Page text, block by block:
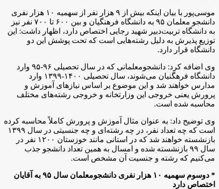
موسی‌پور با بیان اینکه بیش از ۹ هزار نفر از سهمیه ۱۰ هزار نفری
دانشجو معلمان ۹۵ به دانشگاه فرهنگیان و بین ۶۰۰ تا ۷۰۰ نفر نیز
به دانشگاه تربیت‌دبیر شهید رجایی اختصاص دارد،‌ اظهار داشت:‌ این
توزیع پذیرش به دلیل رشته‌هایی است که تحت پوشش این دو
دانشگاه قرار دارد.
وی اضافه کرد:‌ دانشجومعلمانی که در سال تحصیلی ۹۶-۹۵ وارد
دانشگاه فرهگنیان می‌شوند،‌ سال تحصیلی ۱۴۰۰-۱۳۹۹ وارد
مدارس خواهند شد و این موضوع بر اساس نیازهای آموزش و
پرورش یعنی خروجی این وزارتخانه و خروجی رشته‌های مختلف
محاسبه شده است.
وی توضیح داد: به عنوان مثال آموزش و پرورش کاملاً محاسبه کرده
است که چه تعداد نفر، در چه رشته‌ای و چه جنسیتی در سال ۱۳۹۹
بازنشسته خواهند شد که در استانی مانند خوزستان ۱۲۰۰ نفر در
سال ۹۹ بازنشسته شده و امسال به همین تعداد دانشجو جذب
می‌کنیم که رشته و جنسیت آن مشخص است.
* دوسوم سهمیه ۱۰ هزار نفری دانشجومعلمان سال ۹۵ به آقایان
اختصاص دارد